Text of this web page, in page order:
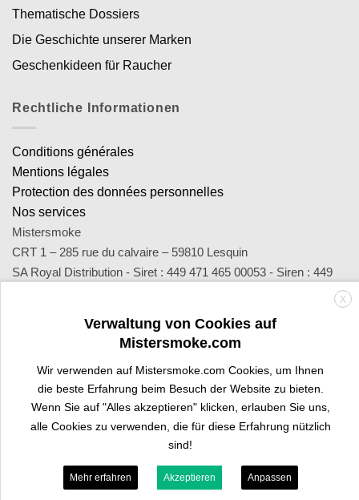
Thematische Dossiers
Die Geschichte unserer Marken
Geschenkideen für Raucher
Rechtliche Informationen
Conditions générales
Mentions légales
Protection des données personnelles
Nos services
Mistersmoke
CRT 1 – 285 rue du calvaire – 59810 Lesquin
SA Royal Distribution - Siret : 449 471 465 00053 - Siren : 449
sav@mistersmoke.com ou par téléphone au 03 20 90 56 55 du
lundi au vendredi de 9h à 17h.
Credit
Card
MasterCardApple
Pay
Bank
Transfer
Visa
Visa
Electron
SIND SIE TRAFIKANT?
Copyright 2026 ©Mistersmoke.com
X
Verwaltung von Cookies auf
Mistersmoke.com
Wir verwenden auf Mistersmoke.com Cookies, um Ihnen
die beste Erfahrung beim Besuch der Website zu bieten.
Wenn Sie auf "Alles akzeptieren" klicken, erlauben Sie uns,
alle Cookies zu verwenden, die für diese Erfahrung nützlich
sind!
Mehr erfahren Akzeptieren Anpassen